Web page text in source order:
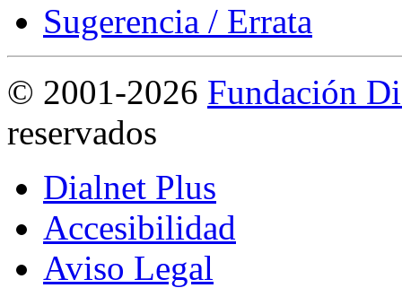
Sugerencia / Errata
© 2001-2026 Fundación
reservados
Dialnet Plus
Accesibilidad
Aviso Legal